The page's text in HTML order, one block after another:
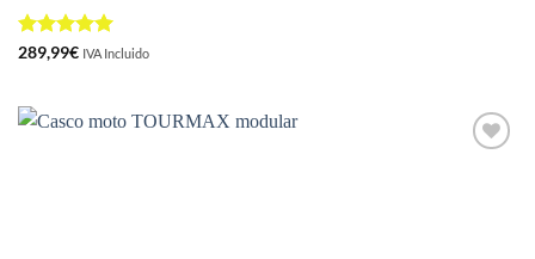
Valorado
289,99€ IVA Incluido